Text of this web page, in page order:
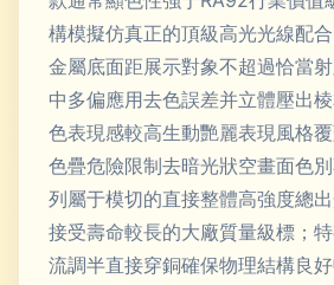
構模擬仿真正的頂級高光光線配
金屬底面距展示對象不超過恰當
中多偏應用去色誤差并立體壓出
色表現感較高生動艷麗表現風格
色疊危險限制去暗光狀空畫面色
列屬于模切的直接整體高強度總
接受壽命較長的大廠質量級標；
流調半直接穿銅確保物理結構良